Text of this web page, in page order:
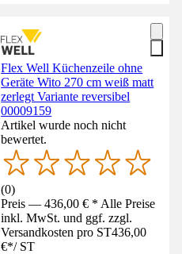
Flex Well Küchenzeile ohne
Geräte Wito 270 cm weiß matt
zerlegt Variante reversibel
00009159
Artikel wurde noch nicht
bewertet.
(0)
Preis — 436,00 € * Alle Preise
inkl. MwSt. und ggf. zzgl.
Versandkosten pro ST436,00
€*/ ST